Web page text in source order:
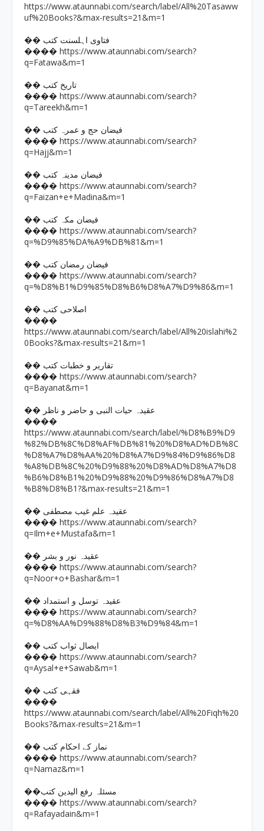
https://www.ataunnabi.com/search/label/All%20Tasaww
uf%20Books?&max-results=21&m=1
�� فتاوی اہلسنت کتب
���� https://www.ataunnabi.com/search?
q=Fatawa&m=1
�� تاریخ کتب
���� https://www.ataunnabi.com/search?
q=Tareekh&m=1
�� فیضان حج و عمرہ کتب
���� https://www.ataunnabi.com/search?
q=Hajj&m=1
�� فیضان مدینہ کتب
���� https://www.ataunnabi.com/search?
q=Faizan+e+Madina&m=1
�� فیضان مکہ کتب
���� https://www.ataunnabi.com/search?
q=%D9%85%DA%A9%DB%81&m=1
�� فیضان رمضان کتب
���� https://www.ataunnabi.com/search?
q=%D8%B1%D9%85%D8%B6%D8%A7%D9%86&m=1
�� اصلاحی کتب
����
https://www.ataunnabi.com/search/label/All%20islahi%2
0Books?&max-results=21&m=1
�� تقاریر و خطبات کتب
���� https://www.ataunnabi.com/search?
q=Bayanat&m=1
�� عقیدہ حیات النبی و حاضر و ناظر
����
https://www.ataunnabi.com/search/label/%D8%B9%D9
%82%DB%8C%D8%AF%DB%81%20%D8%AD%DB%8C
%D8%A7%D8%AA%20%D8%A7%D9%84%D9%86%D8
%A8%DB%8C%20%D9%88%20%D8%AD%D8%A7%D8
%B6%D8%B1%20%D9%88%20%D9%86%D8%A7%D8
%B8%D8%B1?&max-results=21&m=1
�� عقیدہ علم غیب مصطفی
���� https://www.ataunnabi.com/search?
q=Ilm+e+Mustafa&m=1
�� عقیدہ نور و بشر
���� https://www.ataunnabi.com/search?
q=Noor+o+Bashar&m=1
�� عقیدہ توسل و استمداد
���� https://www.ataunnabi.com/search?
q=%D8%AA%D9%88%D8%B3%D9%84&m=1
�� ایصال ثواب کتب
���� https://www.ataunnabi.com/search?
q=Aysal+e+Sawab&m=1
�� فقہی کتب
����
https://www.ataunnabi.com/search/label/All%20Fiqh%20
Books?&max-results=21&m=1
�� نماز کے احکام کتب
���� https://www.ataunnabi.com/search?
q=Namaz&m=1
��مسئلہ رفع الیدین کتب
���� https://www.ataunnabi.com/search?
q=Rafayadain&m=1